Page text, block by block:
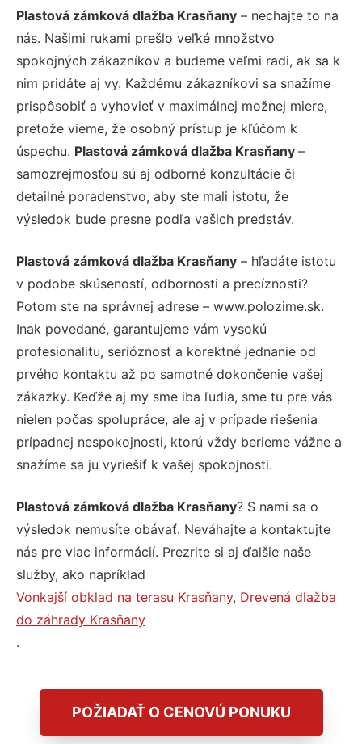
Plastová zámková dlažba Krasňany – nechajte to na
nás. Našimi rukami prešlo veľké množstvo
spokojných zákazníkov a budeme veľmi radi, ak sa k
nim pridáte aj vy. Každému zákazníkovi sa snažíme
prispôsobiť a vyhovieť v maximálnej možnej miere,
pretože vieme, že osobný prístup je kľúčom k
úspechu. Plastová zámková dlažba Krasňany –
samozrejmosťou sú aj odborné konzultácie či
detailné poradenstvo, aby ste mali istotu, že
výsledok bude presne podľa vašich predstáv.
Plastová zámková dlažba Krasňany – hľadáte istotu
v podobe skúseností, odbornosti a precíznosti?
Potom ste na správnej adrese – www.polozime.sk.
Inak povedané, garantujeme vám vysokú
profesionalitu, serióznosť a korektné jednanie od
prvého kontaktu až po samotné dokončenie vašej
zákazky. Keďže aj my sme iba ľudia, sme tu pre vás
nielen počas spolupráce, ale aj v prípade riešenia
prípadnej nespokojnosti, ktorú vždy berieme vážne a
snažíme sa ju vyriešiť k vašej spokojnosti.
Plastová zámková dlažba Krasňany? S nami sa o
výsledok nemusíte obávať. Neváhajte a kontaktujte
nás pre viac informácií. Prezrite si aj ďalšie naše
služby, ako napríklad
Vonkajší obklad na terasu Krasňany, Drevená dlažba
do záhrady Krasňany
.
POŽIADAŤ O CENOVÚ PONUKU